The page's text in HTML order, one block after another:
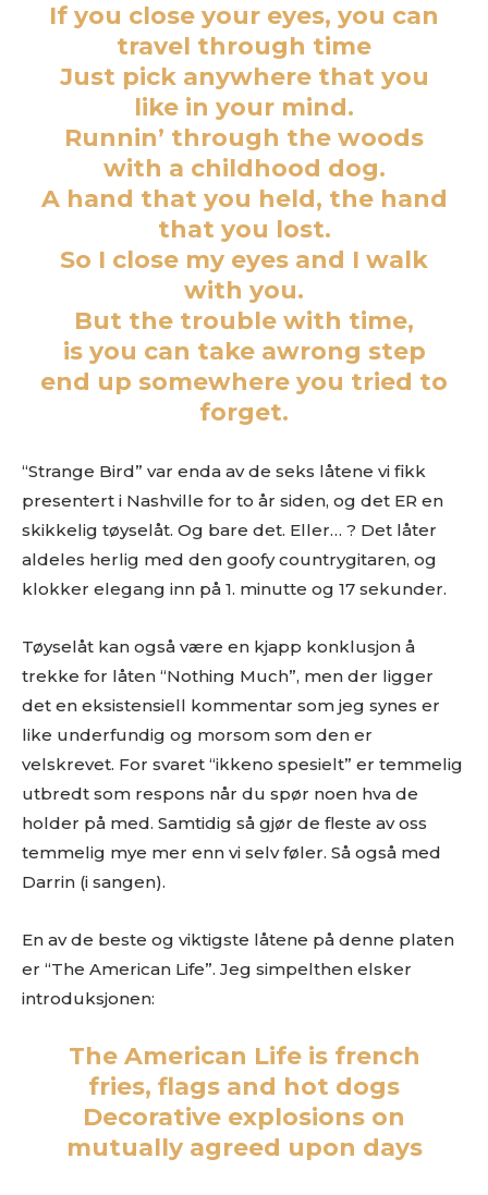
Ønsker du omtale på Dust of Daylight?
If you close your eyes, you can
travel through time
Just pick anywhere that you
like in your mind.
Runnin’ through the woods
with a childhood dog.
A hand that you held, the hand
that you lost.
So I close my eyes and I walk
with you.
But the trouble with time,
is you can take awrong step
end up somewhere you tried to
forget.
“Strange Bird” var enda av de seks låtene vi fikk
presentert i Nashville for to år siden, og det ER en
skikkelig tøyselåt. Og bare det. Eller… ? Det låter
aldeles herlig med den goofy countrygitaren, og
klokker elegang inn på 1. minutte og 17 sekunder.
Tøyselåt kan også være en kjapp konklusjon å
trekke for låten “Nothing Much”, men der ligger
det en eksistensiell kommentar som jeg synes er
like underfundig og morsom som den er
velskrevet. For svaret “ikkeno spesielt” er temmelig
utbredt som respons når du spør noen hva de
holder på med. Samtidig så gjør de fleste av oss
temmelig mye mer enn vi selv føler. Så også med
Darrin (i sangen).
En av de beste og viktigste låtene på denne platen
er “The American Life”. Jeg simpelthen elsker
introduksjonen:
The American Life is french
fries, flags and hot dogs
Decorative explosions on
mutually agreed upon days